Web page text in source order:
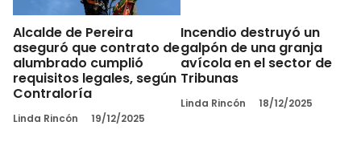
Alcalde de Pereira
aseguró que contrato de
alumbrado cumplió
requisitos legales, según
Contraloría
Linda Rincón 19/12/2025
Incendio destruyó un
galpón de una granja
avícola en el sector de
Tribunas
Linda Rincón 18/12/2025